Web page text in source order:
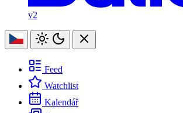
v2
Feed
Watchlist
Kalendář